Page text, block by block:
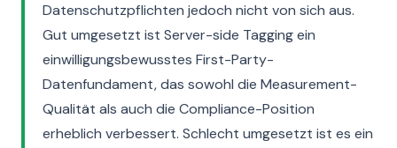
Datenschutzpflichten jedoch nicht von sich aus.
Gut umgesetzt ist Server-side Tagging ein
einwilligungsbewusstes First-Party-
Datenfundament, das sowohl die Measurement-
Qualität als auch die Compliance-Position
erheblich verbessert. Schlecht umgesetzt ist es ein